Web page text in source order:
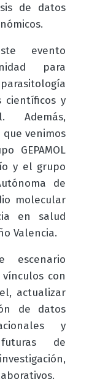
de datos
evento
para
científicos y
Además,
venimos
GEPAMOL
y el grupo
de
molecular
en salud
Valencia.
escenario
con
actualizar
de datos
y
de